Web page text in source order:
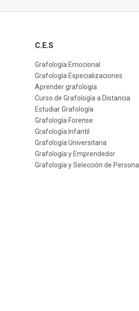
C.E.S
Grafología Emocional
Grafología Especializaciones
Aprender grafología
Curso de Grafología a Distancia
Estudiar Grafología
Grafología Forense
Grafología Infantil
Grafología Universitaria
Grafología y Emprendedor
Grafología y Selección de Personal